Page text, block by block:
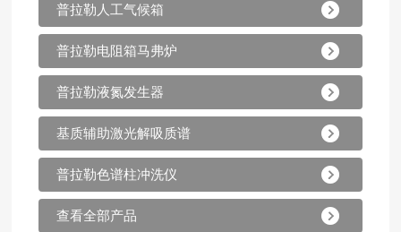
普拉勒人工气候箱
普拉勒电阻箱马弗炉
普拉勒液氮发生器
基质辅助激光解吸质谱
普拉勒色谱柱冲洗仪
查看全部产品